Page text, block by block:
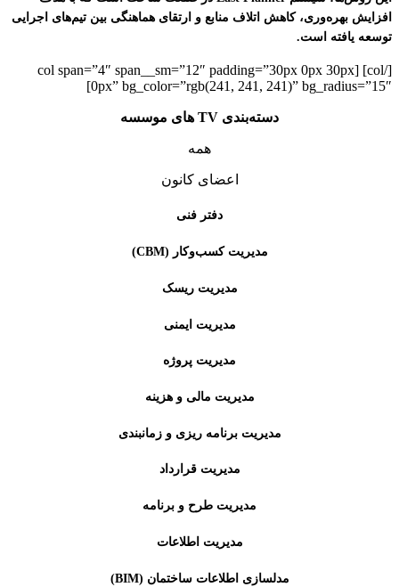
افزایش بهره‌وری، کاهش اتلاف منابع و ارتقای هماهنگی بین تیم‌های اجرایی
توسعه یافته است.
[/col] [col span=”4″ span__sm=”12″ padding=”30px 0px 30px
0px” bg_color=”rgb(241, 241, 241)” bg_radius=”15″]
دسته‌بندی TV های موسسه
همه
اعضای کانون
دفتر فنی
مدیریت کسب‌و‌کار (CBM)
مدیریت ریسک
مدیریت ایمنی
مدیریت پروژه
مدیریت مالی و هزینه
مدیریت برنامه ریزی و زمانبندی
مدیریت قرارداد
مدیریت طرح و برنامه
مدیریت اطلاعات
مدلسازی اطلاعات ساختمان (BIM)